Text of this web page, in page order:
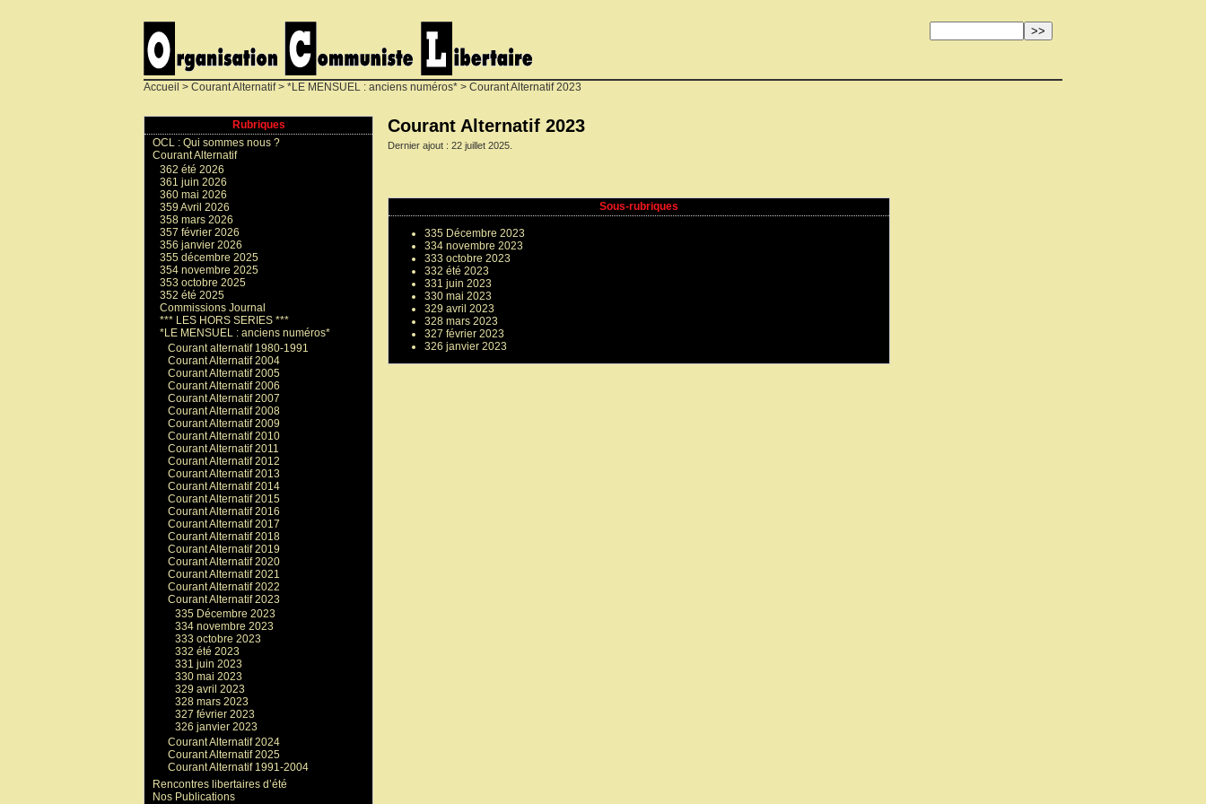
Accueil > Courant Alternatif> *LE MENSUEL : anciens numéros* > Courant Alternatif 2023
Courant Alternatif 2023
Dernier ajout : 22 juillet 2025.
Sous-rubriques
335 Décembre 2023
334 novembre 2023
333 octobre 2023
332 été 2023
331 juin 2023
330 mai 2023
329 avril 2023
328 mars 2023
327 février 2023
326 janvier 2023
Rubriques
OCL : Qui sommes nous ?
Courant Alternatif
362 été 2026
361 juin 2026
360 mai 2026
359 Avril 2026
358 mars 2026
357 février 2026
356 janvier 2026
355 décembre 2025
354 novembre 2025
353 octobre 2025
352 été 2025
Commissions Journal
*** LES HORS SERIES ***
*LE MENSUEL : anciens numéros*
Courant alternatif 1980-1991
Courant Alternatif 2004
Courant Alternatif 2005
Courant Alternatif 2006
Courant Alternatif 2007
Courant Alternatif 2008
Courant Alternatif 2009
Courant Alternatif 2010
Courant Alternatif 2011
Courant Alternatif 2012
Courant Alternatif 2013
Courant Alternatif 2014
Courant Alternatif 2015
Courant Alternatif 2016
Courant Alternatif 2017
Courant Alternatif 2018
Courant Alternatif 2019
Courant Alternatif 2020
Courant Alternatif 2021
Courant Alternatif 2022
Courant Alternatif 2023
335 Décembre 2023
334 novembre 2023
333 octobre 2023
332 été 2023
331 juin 2023
330 mai 2023
329 avril 2023
328 mars 2023
327 février 2023
326 janvier 2023
Courant Alternatif 2024
Courant Alternatif 2025
Courant Alternatif 1991-2004
Rencontres libertaires d’été
Nos Publications